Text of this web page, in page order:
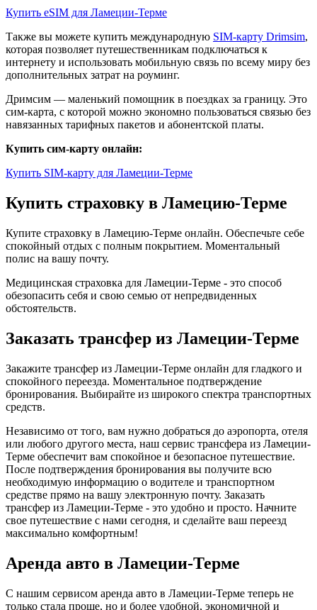
Купить eSIM для Ламеции-Терме
Также вы можете купить международную SIM-карту Drimsim,
которая позволяет путешественникам подключаться к
интернету и использовать мобильную связь по всему миру без
дополнительных затрат на роуминг.
Дримсим — маленький помощник в поездках за границу. Это
сим-карта, с которой можно экономно пользоваться связью без
навязанных тарифных пакетов и абонентской платы.
Купить сим-карту онлайн:
Купить SIM-карту для Ламеции-Терме
Купить страховку в Ламецию-Терме
Купите страховку в Ламецию-Терме онлайн. Обеспечьте себе
спокойный отдых с полным покрытием. Моментальный
полис на вашу почту.
Медицинская страховка для Ламеции-Терме - это способ
обезопасить себя и свою семью от непредвиденных
обстоятельств.
Заказать трансфер из Ламеции-Терме
Закажите трансфер из Ламеции-Терме онлайн для гладкого и
спокойного переезда. Моментальное подтверждение
бронирования. Выбирайте из широкого спектра транспортных
средств.
Независимо от того, вам нужно добраться до аэропорта, отеля
или любого другого места, наш сервис трансфера из Ламеции-
Терме обеспечит вам спокойное и безопасное путешествие.
После подтверждения бронирования вы получите всю
необходимую информацию о водителе и транспортном
средстве прямо на вашу электронную почту. Заказать
трансфер из Ламеции-Терме - это удобно и просто. Начните
свое путешествие с нами сегодня, и сделайте ваш переезд
максимально комфортным!
Аренда авто в Ламеции-Терме
С нашим сервисом аренда авто в Ламеции-Терме теперь не
только стала проще, но и более удобной, экономичной и